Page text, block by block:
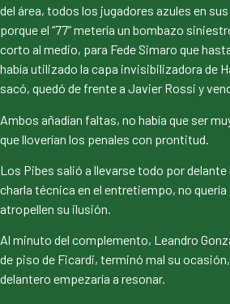
del área, todos los jugadores azules en
porque el “77” metería un bombazo
corto al medio, para Fede Simaro que
había utilizado la capa invisibilizadora de
sacó, quedó de frente a Javier Rossi y
Ambos añadían faltas, no había que ser
que lloverían los penales con prontitud.
Los Pibes salió a llevarse todo por
charla técnica en el entretiempo, no
atropellen su ilusión.
Al minuto del complemento, Leandro
de piso de Ficardi, terminó mal su
delantero empezaría a resonar.